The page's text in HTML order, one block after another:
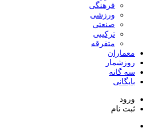
فرهنگی
ورزشی
صنعتی
ترکیبی
متفرقه
معماران
روزشمار
سه گانه
بایگانی
ورود
ثبت نام